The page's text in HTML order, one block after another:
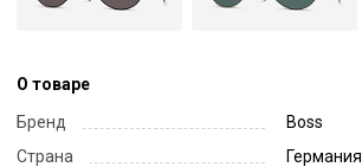
О товаре
Бренд
Boss
Страна
Германия